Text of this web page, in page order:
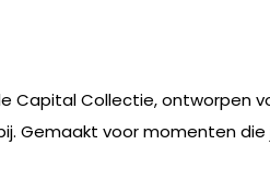
Collectie, ontworpen
voor momenten die